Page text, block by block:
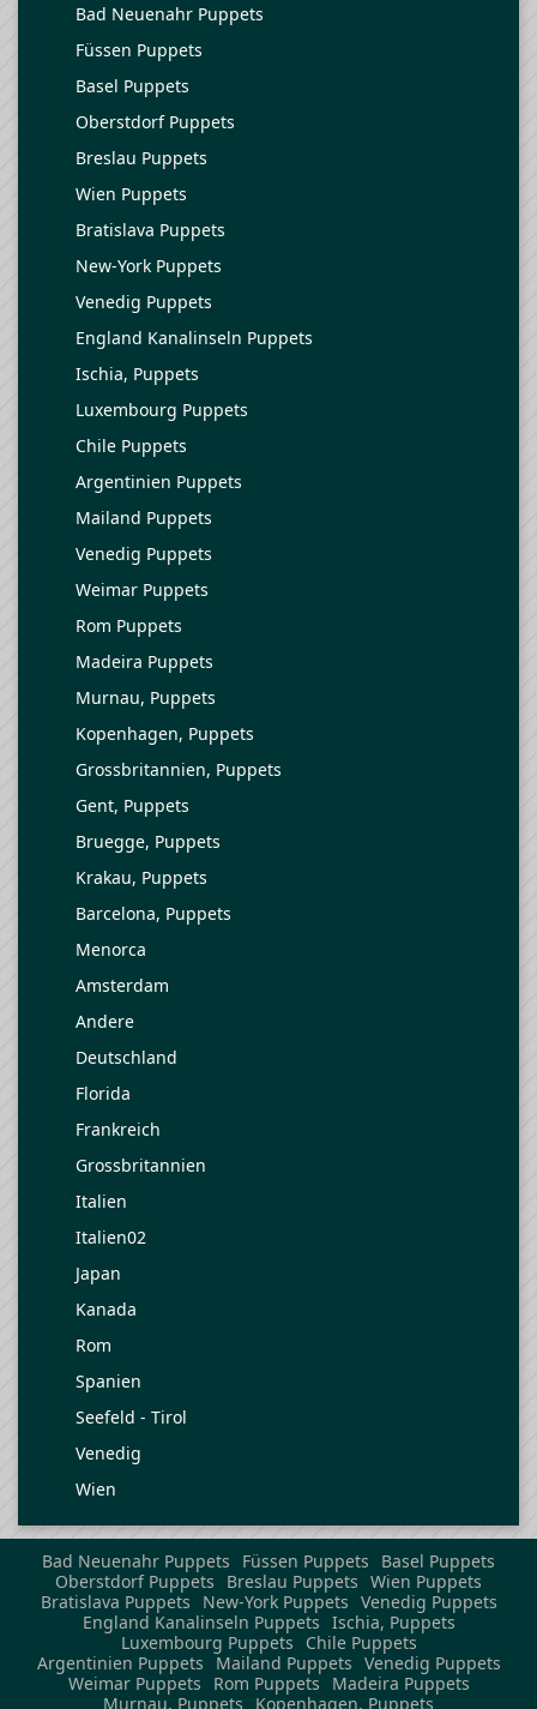
Bad Neuenahr Puppets
Füssen Puppets
Basel Puppets
Oberstdorf Puppets
Breslau Puppets
Wien Puppets
Bratislava Puppets
New-York Puppets
Venedig Puppets
England Kanalinseln Puppets
Ischia, Puppets
Luxembourg Puppets
Chile Puppets
Argentinien Puppets
Mailand Puppets
Venedig Puppets
Weimar Puppets
Rom Puppets
Madeira Puppets
Murnau, Puppets
Kopenhagen, Puppets
Grossbritannien, Puppets
Gent, Puppets
Bruegge, Puppets
Krakau, Puppets
Barcelona, Puppets
Menorca
Amsterdam
Andere
Deutschland
Florida
Frankreich
Grossbritannien
Italien
Italien02
Japan
Kanada
Rom
Spanien
Seefeld - Tirol
Venedig
Wien
Bad Neuenahr Puppets Füssen Puppets
Basel Puppets
Oberstdorf Puppets
Breslau Puppets Wien Puppets
Bratislava Puppets
New-York Puppets Venedig Puppets
England Kanalinseln Puppets Ischia, Puppets
Luxembourg Puppets
Chile Puppets
Argentinien Puppets
Mailand Puppets Venedig Puppets
Weimar Puppets
Rom Puppets
Madeira Puppets
Murnau, Puppets
Kopenhagen, Puppets